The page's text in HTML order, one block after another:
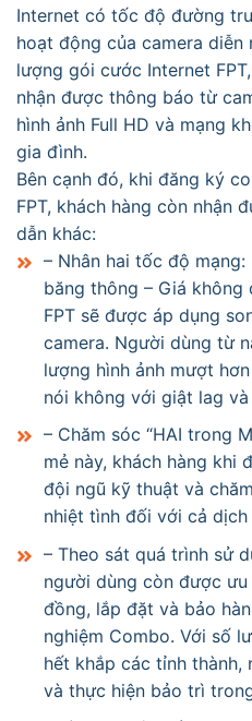
Internet có tốc độ đường
hoạt động của camera
lượng gói cước Internet
nhận được thông báo từ
hình ảnh Full HD và mạng
gia đình.
Bên cạnh đó, khi đăng ký
FPT, khách hàng còn nhận
dẫn khác:
– Nhân hai tốc độ
băng thông – Giá không
FPT sẽ được áp dụng
camera. Người dùng từ
lượng hình ảnh mượt
nói không với giật lag và
– Chăm sóc “HAI trong
mẻ này, khách hàng khi
đội ngũ kỹ thuật và
nhiệt tình đối với cả
– Theo sát quá trình sử
người dùng còn được
đồng, lắp đặt và bảo
nghiệm Combo. Với số
hết khắp các tỉnh thành,
và thực hiện bảo trì